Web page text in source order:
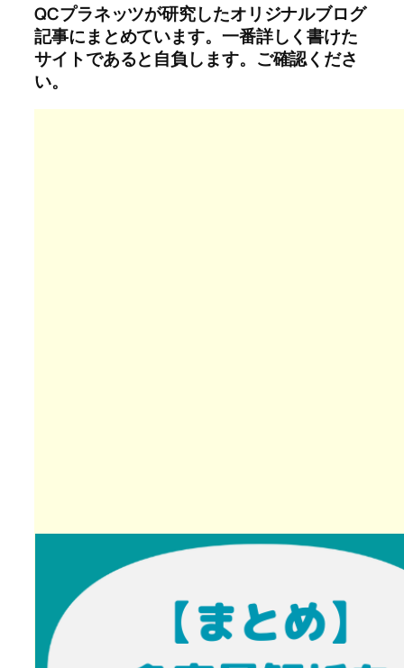
QCプラネッツが研究したオリジナルブログ
記事にまとめています。一番詳しく書けた
サイトであると自負します。ご確認くださ
い。